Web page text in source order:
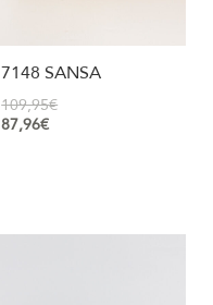
7148 SANSA
109,95€
87,96€